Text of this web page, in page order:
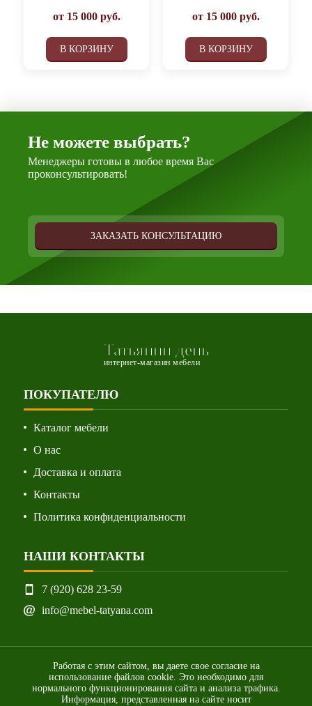
от 15 000руб.
В КОРЗИНУ
от 15 000руб.
В КОРЗИНУ
Не можете выбрать?
Менеджеры готовы в любое время Вас
проконсультировать!
ЗАКАЗАТЬ КОНСУЛЬТАЦИЮ
Татьянин день
интернет-магазин мебели
ПОКУПАТЕЛЮ
Каталог мебели
О нас
Доставка и оплата
Контакты
Политика конфиденциальности
НАШИ КОНТАКТЫ
7 (920) 628 23-59
info@mebel-tatyana.com
Работая с этим сайтом, вы даете свое согласие на
использование файлов cookie. Это необходимо для
нормального функционирования сайта и анализа трафика.
Информация, представленная на сайте носит